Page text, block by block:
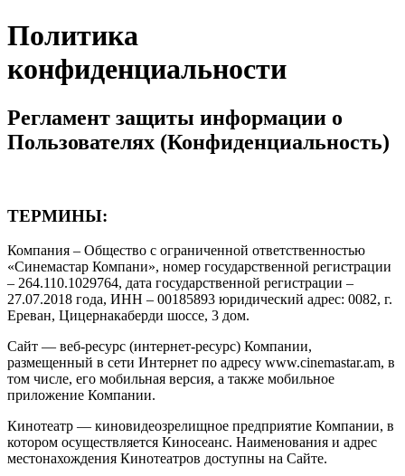
Политика
конфиденциальности
Регламент защиты информации о
Пользователях (Конфиденциальность)
ТЕРМИНЫ:
Компания – Общество с ограниченной ответственностью
«Синемастар Компани», номер государственной регистрации
– 264.110.1029764, дата государственной регистрации –
27.07.2018 года, ИНН – 00185893 юридический адрес: 0082, г.
Ереван, Цицернакаберди шоссе, 3 дом.
Сайт — веб-ресурс (интернет-ресурс) Компании,
размещенный в сети Интернет по адресу www.cinemastar.am, в
том числе, его мобильная версия, а также мобильное
приложение Компании.
Кинотеатр — киновидеозрелищное предприятие Компании, в
котором осуществляется Киносеанс. Наименования и адрес
местонахождения Кинотеатров доступны на Сайте.